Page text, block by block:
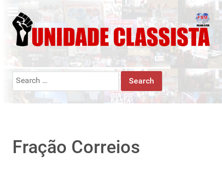
Search
Fração Correios